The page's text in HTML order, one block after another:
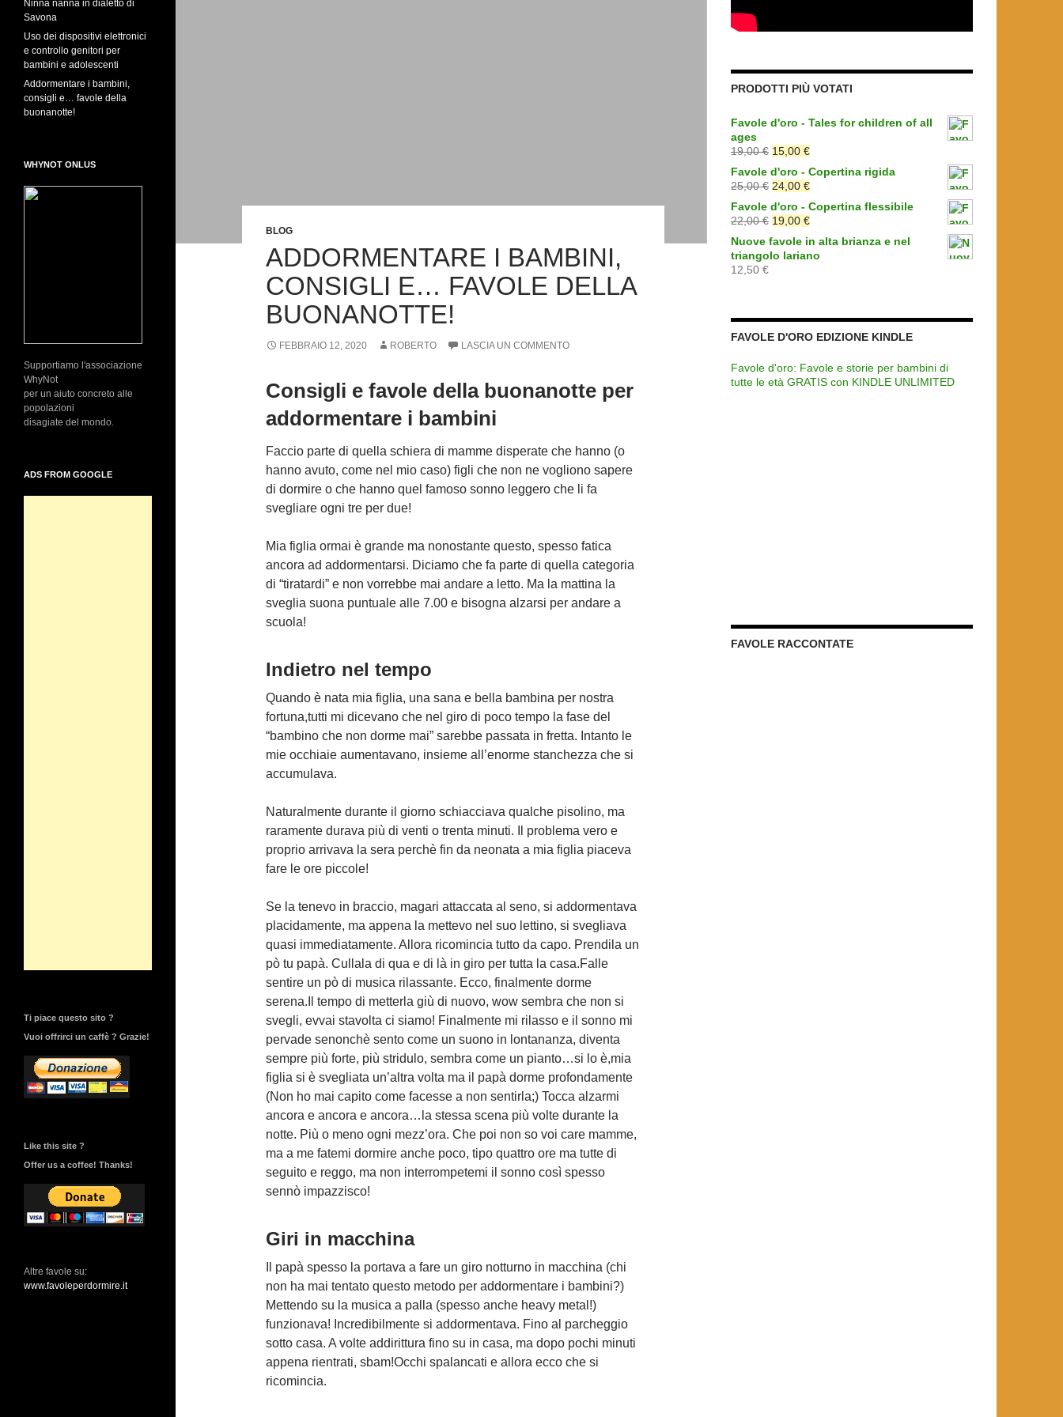
BLOG
ADDORMENTARE I BAMBINI,
CONSIGLI E… FAVOLE DELLA
BUONANOTTE!
FEBBRAIO 12, 2020 ROBERTO LASCIA UN COMMENTO
Consigli e favole della buonanotte per
addormentare i bambini
Faccio parte di quella schiera di mamme disperate che hanno (o
hanno avuto, come nel mio caso) figli che non ne vogliono sapere
di dormire o che hanno quel famoso sonno leggero che li fa
svegliare ogni tre per due!
Mia figlia ormai è grande ma nonostante questo, spesso fatica
ancora ad addormentarsi. Diciamo che fa parte di quella categoria
di “tiratardi” e non vorrebbe mai andare a letto. Ma la mattina la
sveglia suona puntuale alle 7.00 e bisogna alzarsi per andare a
scuola!
Indietro nel tempo
Quando è nata mia figlia, una sana e bella bambina per nostra
fortuna,tutti mi dicevano che nel giro di poco tempo la fase del
“bambino che non dorme mai” sarebbe passata in fretta. Intanto le
mie occhiaie aumentavano, insieme all’enorme stanchezza che si
accumulava.
Naturalmente durante il giorno schiacciava qualche pisolino, ma
raramente durava più di venti o trenta minuti. Il problema vero e
proprio arrivava la sera perchè fin da neonata a mia figlia piaceva
fare le ore piccole!
Se la tenevo in braccio, magari attaccata al seno, si addormentava
placidamente, ma appena la mettevo nel suo lettino, si svegliava
quasi immediatamente. Allora ricomincia tutto da capo. Prendila un
pò tu papà. Cullala di qua e di là in giro per tutta la casa.Falle
sentire un pò di musica rilassante. Ecco, finalmente dorme
serena.Il tempo di metterla giù di nuovo, wow sembra che non si
svegli, evvai stavolta ci siamo! Finalmente mi rilasso e il sonno mi
pervade senonchè sento come un suono in lontananza, diventa
sempre più forte, più stridulo, sembra come un pianto…si lo è,mia
figlia si è svegliata un’altra volta ma il papà dorme profondamente
(Non ho mai capito come facesse a non sentirla;) Tocca alzarmi
ancora e ancora e ancora…la stessa scena più volte durante la
notte. Più o meno ogni mezz’ora. Che poi non so voi care mamme,
ma a me fatemi dormire anche poco, tipo quattro ore ma tutte di
seguito e reggo, ma non interrompetemi il sonno così spesso
sennò impazzisco!
Giri in macchina
Il papà spesso la portava a fare un giro notturno in macchina (chi
non ha mai tentato questo metodo per addormentare i bambini?)
Mettendo su la musica a palla (spesso anche heavy metal!)
funzionava! Incredibilmente si addormentava. Fino al parcheggio
sotto casa. A volte addirittura fino su in casa, ma dopo pochi minuti
appena rientrati, sbam!Occhi spalancati e allora ecco che si
ricomincia.
PRODOTTI PIÙ VOTATI
Favole d'oro - Tales for children of all
ages
19,00€ Il
prezzo
originale
era:
19,00 €.
15,00 €Il
prezzo
attuale
è:
15,00 €.
Favole d'oro - Copertina rigida
25,00€ Il
prezzo
originale
era:
25,00 €.
24,00 €Il
prezzo
attuale
è:
24,00 €.
Favole d'oro - Copertina flessibile
22,00€ Il
prezzo
originale
era:
19,00 €Il
prezzo
attuale
è:
Nuove favole in alta brianza e nel
triangolo lariano
12,50 €
FAVOLE D'ORO EDIZIONE KINDLE
Favole d'oro: Favole e storie per bambini di
tutte le età GRATIS con KINDLE UNLIMITED
FAVOLE RACCONTATE
Ninna nanna in dialetto di
Savona
Uso dei dispositivi elettronici
e controllo genitori per
bambini e adolescenti
Addormentare i bambini,
consigli e… favole della
buonanotte!
WHYNOT ONLUS
Supportiamo l'associazione
WhyNot
per un aiuto concreto alle
popolazioni
disagiate del mondo.
ADS FROM GOOGLE
Ti piace questo sito ?
Vuoi offrirci un caffè ? Grazie!
Like this site ?
Offer us a coffee! Thanks!
Altre favole su:
www.favoleperdormire.it